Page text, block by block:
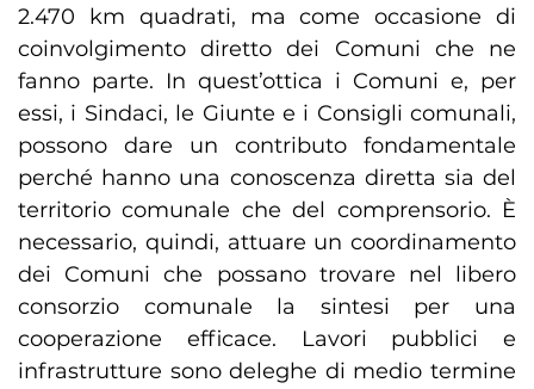
2.470 km quadrati, ma come occasione di
coinvolgimento diretto dei Comuni che ne
fanno parte. In quest’ottica i Comuni e, per
essi, i Sindaci, le Giunte e i Consigli comunali,
possono dare un contributo fondamentale
perché hanno una conoscenza diretta sia del
territorio comunale che del comprensorio. È
necessario, quindi, attuare un coordinamento
dei Comuni che possano trovare nel libero
consorzio comunale la sintesi per una
cooperazione efficace. Lavori pubblici e
infrastrutture sono deleghe di medio termine